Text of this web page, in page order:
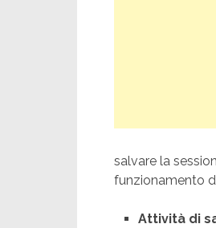
salvare la
funzionamento
Attività di